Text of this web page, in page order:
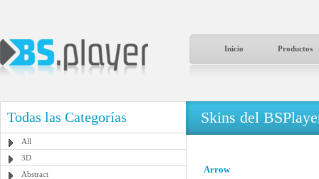
Inicio Productos
Todas las Categorías
All
3D
Abstract
Skins del
Arrow